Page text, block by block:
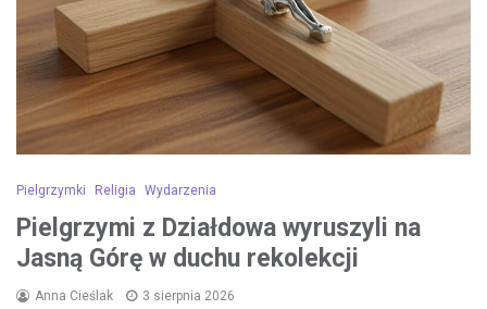
Pielgrzymki Religia Wydarzenia
Pielgrzymi z Działdowa wyruszyli na
Jasną Górę w duchu rekolekcji
Anna Cieślak 3 sierpnia 2026